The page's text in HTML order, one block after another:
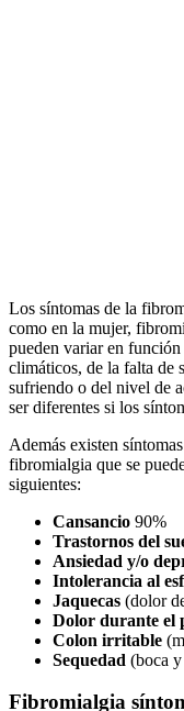
Los síntomas de la
como en la mujer,
pueden variar en
climáticos, de la falta de
sufriendo o del nivel de
ser diferentes si los
Además existen
fibromialgia que se
siguientes:
Cansancio 90%
Trastornos del
Ansiedad y/o
Intolerancia al
Jaquecas (dolor
Dolor durante el
Colon irritable
Sequedad (boca
Fibromialgia